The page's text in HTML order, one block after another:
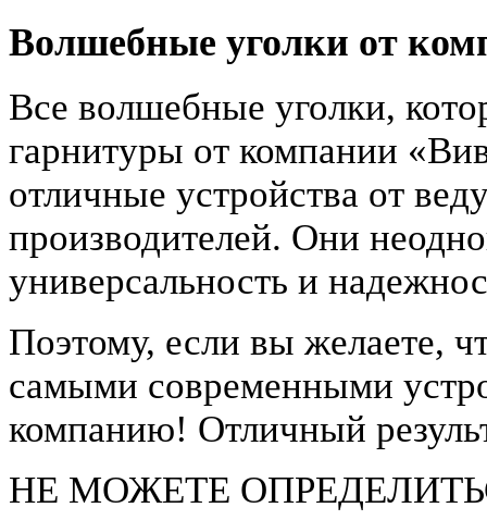
Волшебные уголки от
Все волшебные уголки,
гарнитуры от компании
отличные устройства от
производителей. Они
универсальность и
Поэтому, если вы желаете,
самыми современными
компанию! Отличный
НЕ МОЖЕТЕ